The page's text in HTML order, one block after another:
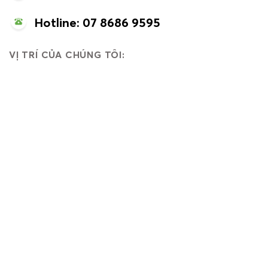
Hotline: 07 8686 9595
VỊ TRÍ CỦA CHÚNG TÔI: